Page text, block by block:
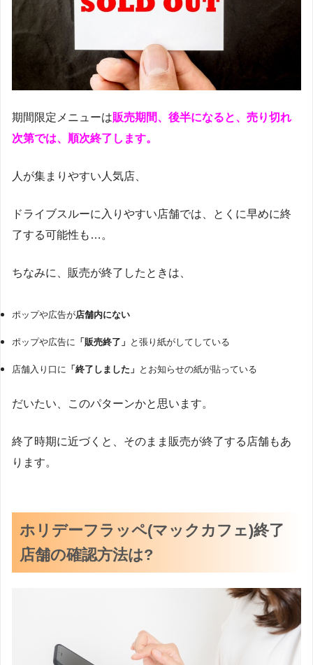
期間限定メニューは販売期間、後半になると、売り切れ
次第では、順次終了します。
人が集まりやすい人気店、
ドライブスルーに入りやすい店舗では、とくに早めに終
了する可能性も…。
ちなみに、販売が終了したときは、
ポップや広告が店舗内にない
ポップや広告に 「販売終了」 と張り紙がしてしている
店舗入り口に 「終了しました」 とお知らせの紙が貼っている
だいたい、このパターンかと思います。
終了時期に近づくと、そのまま販売が終了する店舗もあ
ります。
ホリデーフラッペ(マックカフェ)終了
店舗の確認方法は?